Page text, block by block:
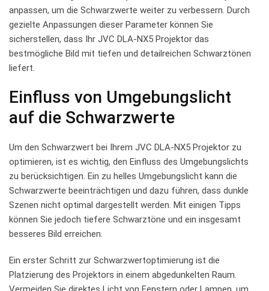
anpassen, um die Schwarzwerte⁤ weiter zu verbessern. Durch
gezielte‌ Anpassungen dieser Parameter können Sie ​
sicherstellen,‍ dass Ihr JVC DLA-NX5 Projektor das
⁢bestmögliche⁣ Bild mit tiefen und‍ detailreichen Schwarztönen
liefert.
Einfluss von Umgebungslicht
⁣auf die Schwarzwerte
Um den Schwarzwert ‌bei ⁣Ihrem JVC DLA-NX5 Projektor⁣ zu
optimieren, ist es wichtig, den Einfluss des Umgebungslichts⁣
zu berücksichtigen. Ein zu ⁤helles Umgebungslicht kann die
Schwarzwerte beeinträchtigen und dazu führen, dass dunkle
Szenen ⁣nicht optimal dargestellt‍ werden. Mit einigen Tipps
können Sie jedoch tiefere Schwarztöne und ‍ein‍ insgesamt
besseres ‌Bild ⁣erreichen.
Ein erster Schritt​ zur Schwarzwertoptimierung ist die
Platzierung des Projektors in einem abgedunkelten⁤ Raum.